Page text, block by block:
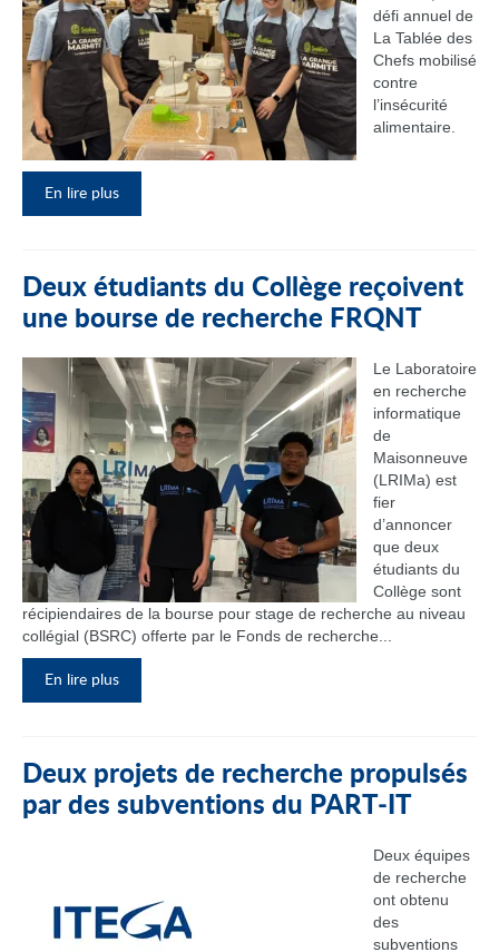
défi annuel de
La Tablée des
Chefs mobilisé
contre
l’insécurité
alimentaire.
En lire plus
Deux étudiants du Collège reçoivent
une bourse de recherche FRQNT
Le Laboratoire
en recherche
informatique
de
Maisonneuve
(LRIMa) est
fier
d’annoncer
que deux
étudiants du
Collège sont
récipiendaires de la bourse pour stage de recherche au niveau
collégial (BSRC) offerte par le Fonds de recherche...
En lire plus
Deux projets de recherche propulsés
par des subventions du PART‑IT
Deux équipes
de recherche
ont obtenu
des
subventions